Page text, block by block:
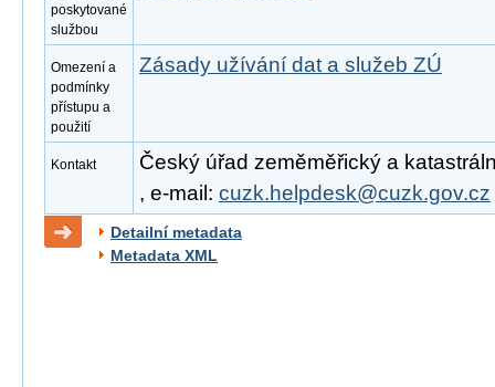
poskytované
službou
Omezení a
podmínky
přístupu a
použití
Zásady užívání dat a služeb ZÚ
Kontakt
Český úřad zeměměřický a
, e-mail: cuzk.helpdesk@cuzk.gov.cz
Detailní metadata
Metadata XML